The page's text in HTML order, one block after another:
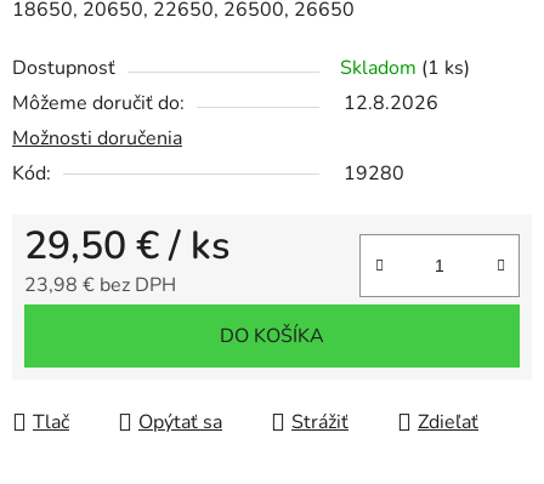
18650, 20650, 22650, 26500, 26650
Dostupnosť Skladom (1 ks)
Môžeme doručiť do:
12.8.2026
Možnosti doručenia
Kód:
19280
29,50 €/ ks
23,98 € bez DPH
DO KOŠÍKA
Tlač Opýtať sa Strážiť Zdieľať